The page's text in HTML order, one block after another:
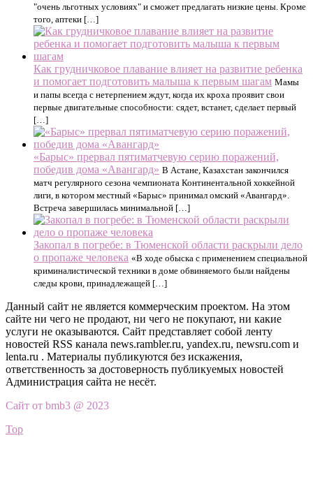
"очень льготных условиях" и сможет предлагать низкие цены. Кроме
того, аптеки […]
Как грудничковое плавание влияет на развитие ребенка
и помогает подготовить малыша к первым шагам Мамы
и папы всегда с нетерпением ждут, когда их кроха проявит свои
первые двигательные способности: сядет, встанет, сделает первый
[…]
«Барыс» прервал пятиматчевую серию поражений,
победив дома «Авангард» В Астане, Казахстан закончился
матч регулярного сезона чемпионата Континентальной хоккейной
лиги, в котором местный «Барыс» принимал омский «Авангард».
Встреча завершилась минимальной […]
Закопал в погребе: в Тюменской области раскрыли дело
о пропаже человека «В ходе обыска с применением специальной
криминалистической техники в доме обвиняемого были найдены
следы крови, принадлежащей […]
Данный сайт не является коммерческим проектом. На этом
сайте ни чего не продают, ни чего не покупают, ни какие
услуги не оказываются. Сайт представляет собой ленту
новостей RSS канала news.rambler.ru, yandex.ru, newsru.com и
lenta.ru . Материалы публикуются без искажения,
ответственность за достоверность публикуемых новостей
Администрация сайта не несёт.
Сайт от bmb3 @ 2023
Top